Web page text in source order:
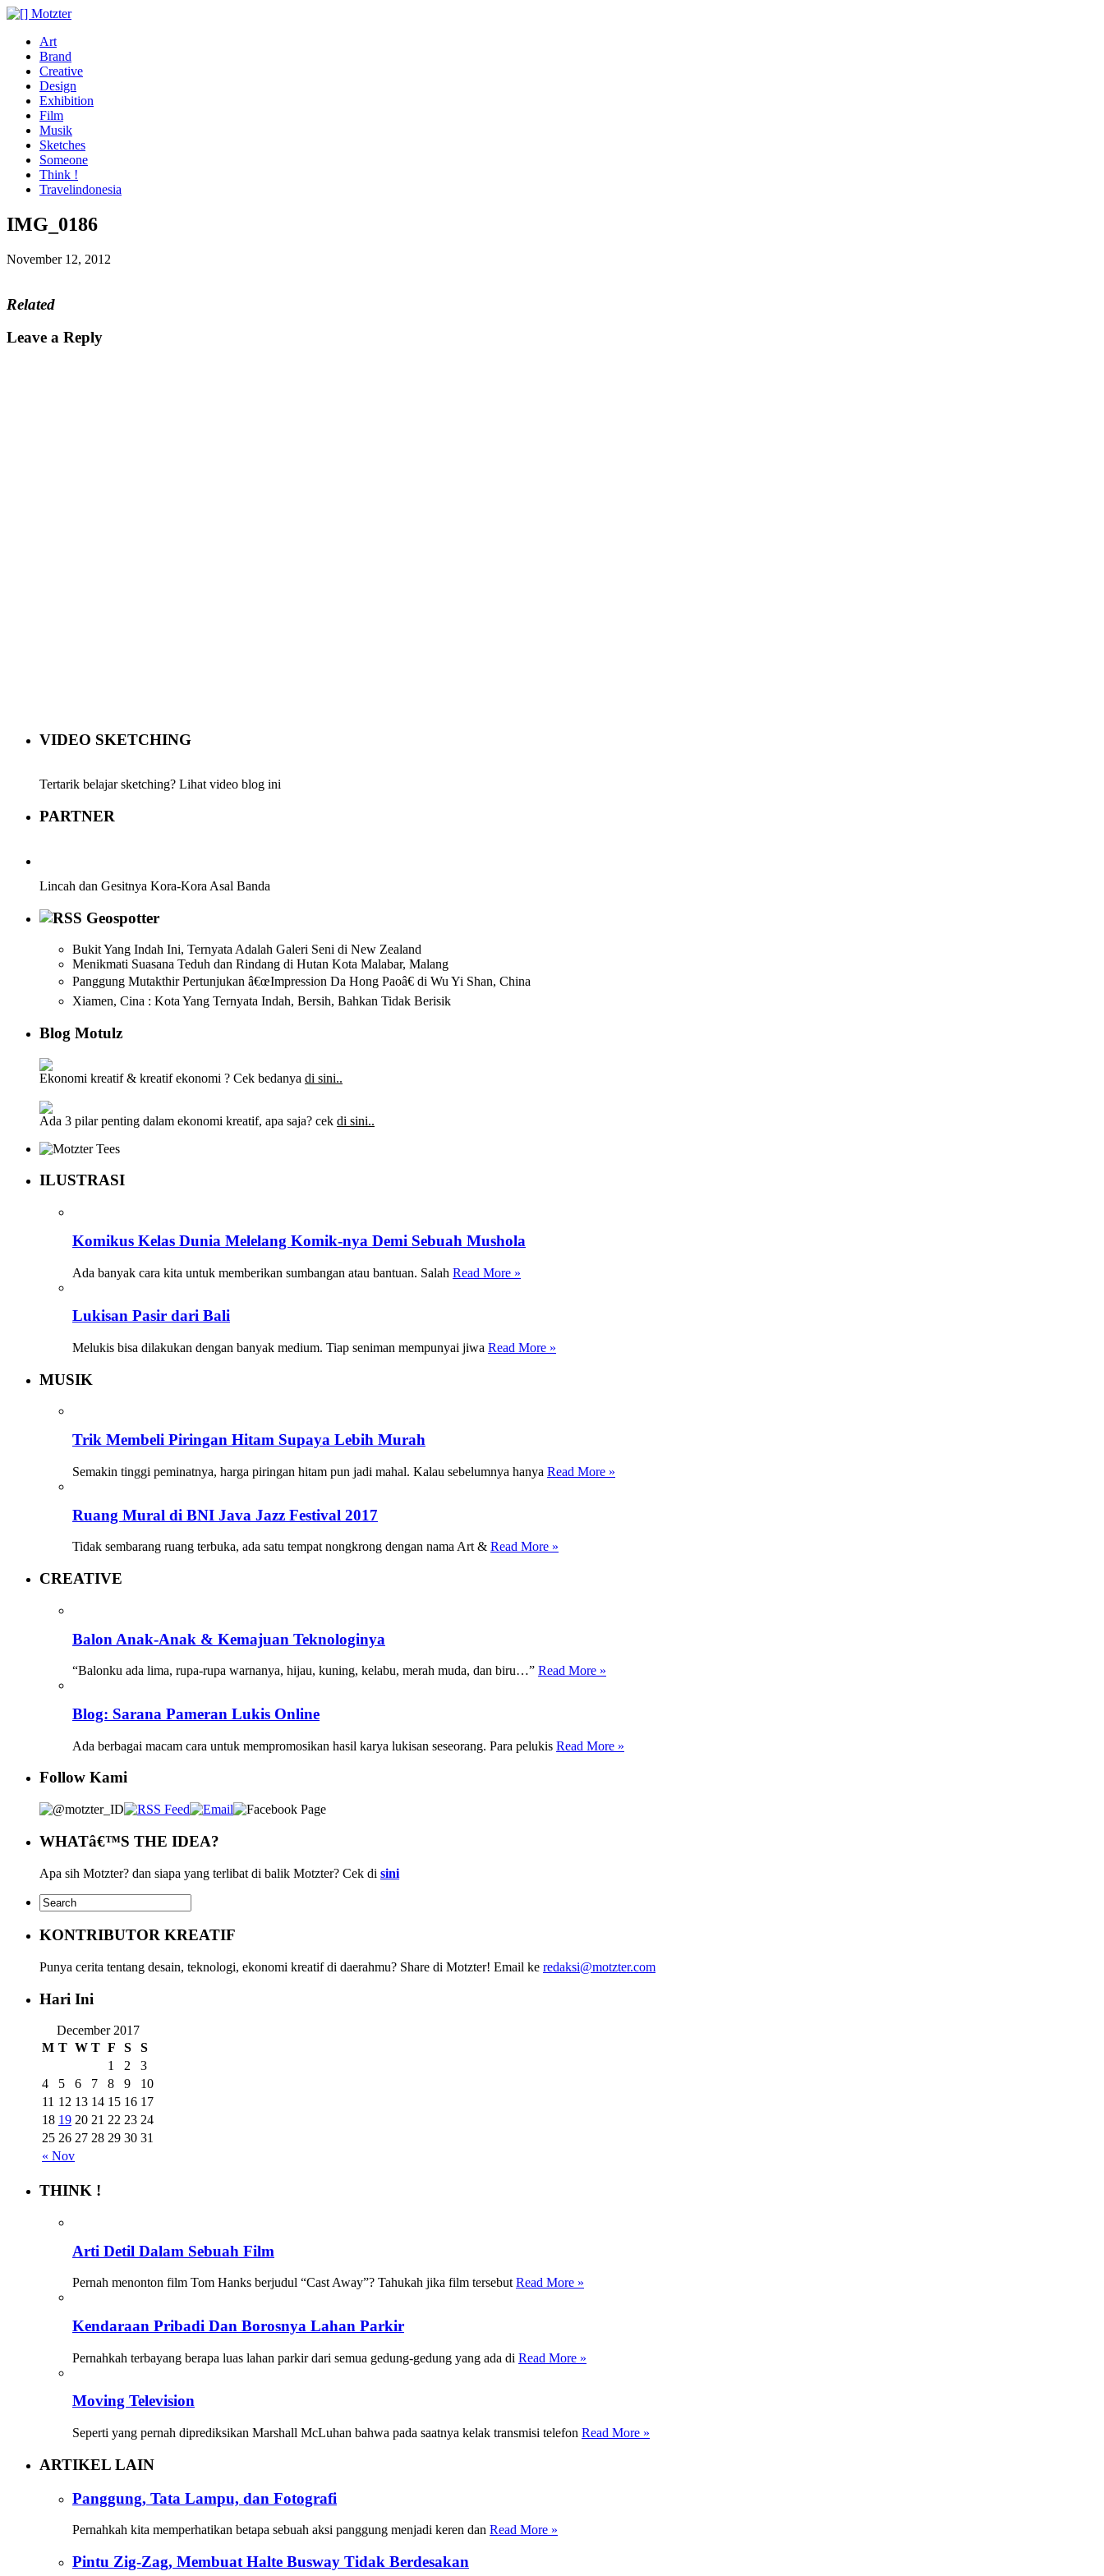
Art
Brand
Creative
Design
Exhibition
Film
Musik
Sketches
Someone
Think !
Travelindonesia
IMG_0186
November 12, 2012
Related
Leave a Reply
VIDEO SKETCHING
Tertarik belajar sketching? Lihat video blog ini
PARTNER
Lincah dan Gesitnya Kora-Kora Asal Banda
Geospotter
Bukit Yang Indah Ini, Ternyata Adalah Galeri Seni di New Zealand
Menikmati Suasana Teduh dan Rindang di Hutan Kota Malabar, Malang
Panggung Mutakthir Pertunjukan â€œImpression Da Hong Paoâ€ di Wu Yi Shan, China
Xiamen, Cina : Kota Yang Ternyata Indah, Bersih, Bahkan Tidak Berisik
Blog Motulz
Ekonomi kreatif & kreatif ekonomi ? Cek bedanya di sini..
Ada 3 pilar penting dalam ekonomi kreatif, apa saja? cek di sini..
ILUSTRASI
Komikus Kelas Dunia Melelang Komik-nya Demi Sebuah Mushola
Ada banyak cara kita untuk memberikan sumbangan atau bantuan. Salah Read More »
Lukisan Pasir dari Bali
Melukis bisa dilakukan dengan banyak medium. Tiap seniman mempunyai jiwa Read More »
MUSIK
Trik Membeli Piringan Hitam Supaya Lebih Murah
Semakin tinggi peminatnya, harga piringan hitam pun jadi mahal. Kalau sebelumnya hanya Read More »
Ruang Mural di BNI Java Jazz Festival 2017
Tidak sembarang ruang terbuka, ada satu tempat nongkrong dengan nama Art & Read More »
CREATIVE
Balon Anak-Anak & Kemajuan Teknologinya
“Balonku ada lima, rupa-rupa warnanya, hijau, kuning, kelabu, merah muda, dan biru…” Read More »
Blog: Sarana Pameran Lukis Online
Ada berbagai macam cara untuk mempromosikan hasil karya lukisan seseorang. Para pelukis Read More »
Follow Kami
WHATâ€™S THE IDEA?
Apa sih Motzter? dan siapa yang terlibat di balik Motzter? Cek di sini
KONTRIBUTOR KREATIF
Punya cerita tentang desain, teknologi, ekonomi kreatif di daerahmu? Share di Motzter! Email ke redaksi@motzter.com
Hari Ini
December 2017
M T W T F S S
« Nov
1 2
3
4
5 6 7 8 9
10
11 12 13 14 15 16 17
18 19 20 21 22 23 24
25 26 27 28 29 30 31
THINK !
Arti Detil Dalam Sebuah Film
Pernah menonton film Tom Hanks berjudul “Cast Away”? Tahukah jika film tersebut Read More »
Kendaraan Pribadi Dan Borosnya Lahan Parkir
Pernahkah terbayang berapa luas lahan parkir dari semua gedung-gedung yang ada di Read More »
Moving Television
Seperti yang pernah diprediksikan Marshall McLuhan bahwa pada saatnya kelak transmisi telefon Read More »
ARTIKEL LAIN
Panggung, Tata Lampu, dan Fotografi
Pernahkah kita memperhatikan betapa sebuah aksi panggung menjadi keren dan Read More »
Pintu Zig-Zag, Membuat Halte Busway Tidak Berdesakan